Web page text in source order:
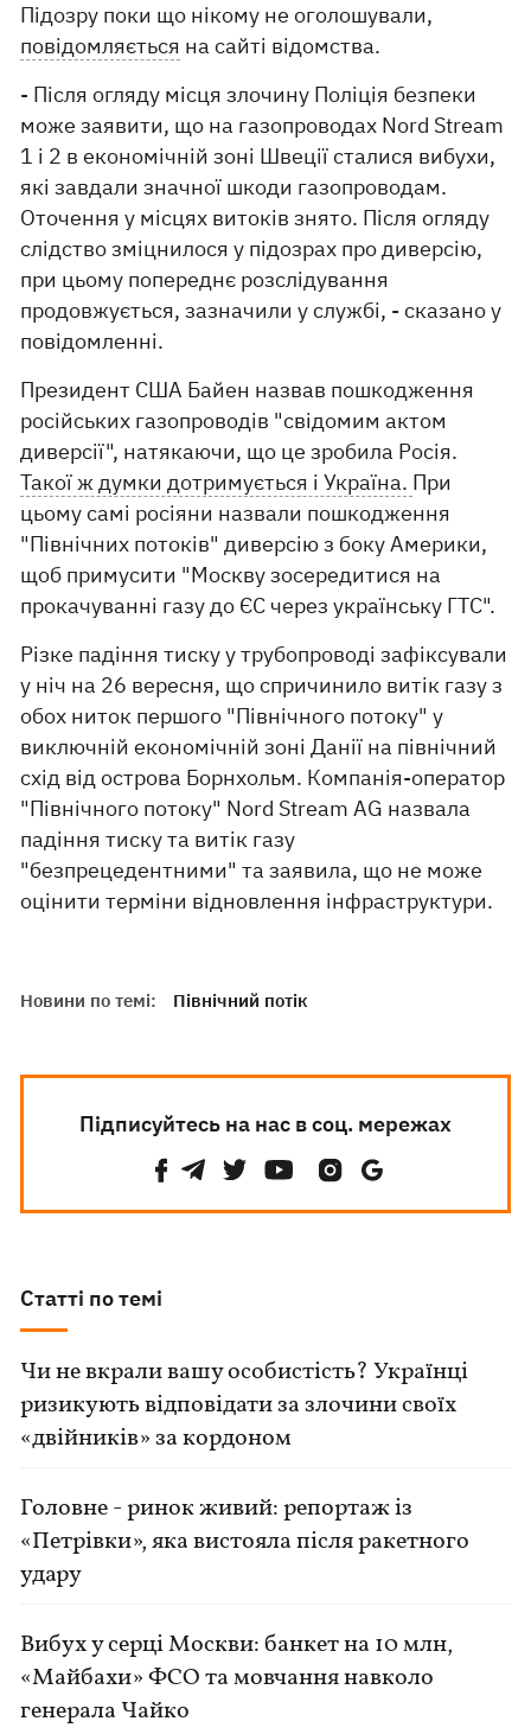
Підозру поки що нікому не оголошували,
повідомляється на сайті відомства.
- Після огляду місця злочину Поліція безпеки
може заявити, що на газопроводах Nord Stream
1 і 2 в економічній зоні Швеції сталися вибухи,
які завдали значної шкоди газопроводам.
Оточення у місцях витоків знято. Після огляду
слідство зміцнилося у підозрах про диверсію,
при цьому попереднє розслідування
продовжується, зазначили у службі, - сказано у
повідомленні.
Президент США Байен назвав пошкодження
російських газопроводів "свідомим актом
диверсії", натякаючи, що це зробила Росія.
Такої ж думки дотримується і Україна. При
цьому самі росіяни назвали пошкодження
"Північних потоків" диверсію з боку Америки,
щоб примусити "Москву зосередитися на
прокачуванні газу до ЄС через українську ГТС".
Різке падіння тиску у трубопроводі зафіксували
у ніч на 26 вересня, що спричинило витік газу з
обох ниток першого "Північного потоку" у
виключній економічній зоні Данії на північний
схід від острова Борнхольм. Компанія-оператор
"Північного потоку" Nord Stream AG назвала
падіння тиску та витік газу
"безпрецедентними" та заявила, що не може
оцінити терміни відновлення інфраструктури.
Новини по темі: Північний потік
Підписуйтесь на нас в соц. мережах
Статті по темі
Чи не вкрали вашу особистість? Українці
ризикують відповідати за злочини своїх
«двійників» за кордоном
Головне - ринок живий: репортаж із
«Петрівки», яка вистояла після ракетного
удару
Вибух у серці Москви: банкет на 10 млн,
«Майбахи» ФСО та мовчання навколо
генерала Чайко